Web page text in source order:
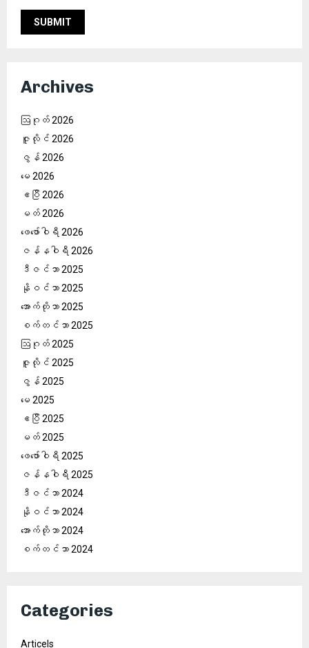
Archives
ဩဂုတ် 2026
ဇူလိုင် 2026
ဇွန် 2026
မေ 2026
ဧပြီ 2026
မတ် 2026
ဖေ‌ဖော်ဝါရီ 2026
ဇန်နဝါရီ 2026
ဒီဇင်ဘာ 2025
နိုဝင်ဘာ 2025
အောက်တိုဘာ 2025
စက်တင်ဘာ 2025
ဩဂုတ် 2025
ဇူလိုင် 2025
ဇွန် 2025
မေ 2025
ဧပြီ 2025
မတ် 2025
ဖေ‌ဖော်ဝါရီ 2025
ဇန်နဝါရီ 2025
ဒီဇင်ဘာ 2024
နိုဝင်ဘာ 2024
အောက်တိုဘာ 2024
စက်တင်ဘာ 2024
Categories
Articels